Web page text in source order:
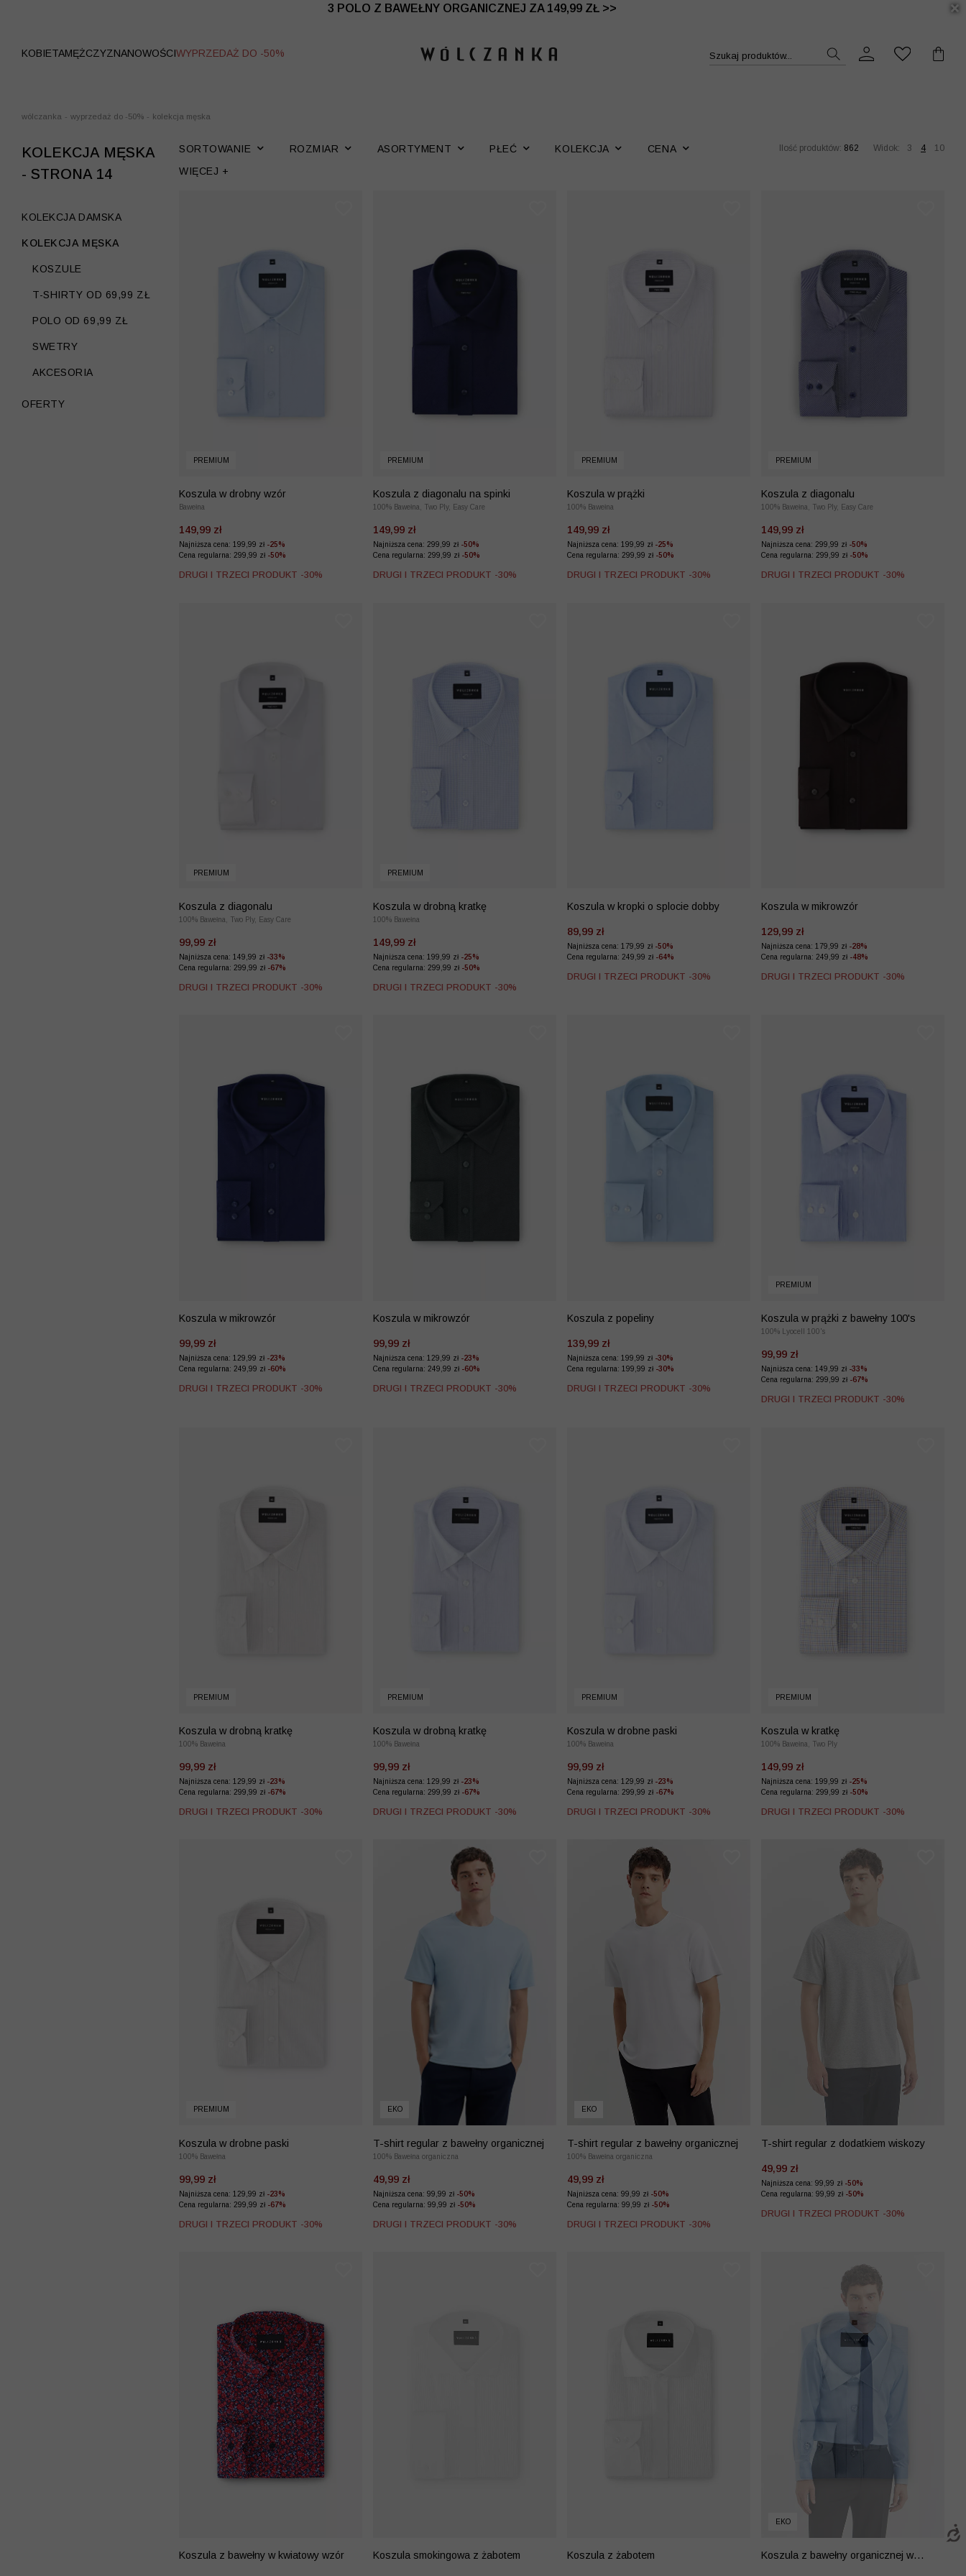
3 POLO Z BAWEŁNY ORGANICZNEJ ZA 149,99 ZŁ >>
WYPRZEDAŻ DO -50% | DODATKOWE -30% NA DRUGI I TRZECI PRODUKT >>
KOBIETAMĘŻCZYZNANOWOŚCIWYPRZEDAŻ DO -50% Szukaj produktów...
wólczanka - wyprzedaż do -50% - kolekcja męska
KOLEKCJA MĘSKA
- STRONA 14
KOLEKCJA DAMSKA
KOLEKCJA MĘSKA
KOSZULE
T-SHIRTY OD 69,99 ZŁ
POLO OD 69,99 ZŁ
SWETRY
AKCESORIA
OFERTY
SORTOWANIE ROZMIAR ASORTYMENT PŁEĆ KOLEKCJA
CENA
WIĘCEJ +
Ilość produktów: 862 Widok: 3 4 10
PREMIUM
Koszula w drobny wzór
Bawełna
149,99 zł
Najniższa cena: 199,99 zł -25%
Cena regularna: 299,99 zł -50%
DRUGI I TRZECI PRODUKT -30%
PREMIUM
Koszula z diagonalu na spinki
100% Bawełna, Two Ply, Easy Care
149,99 zł
Najniższa cena: 299,99 zł -50%
Cena regularna: 299,99 zł -50%
DRUGI I TRZECI PRODUKT -30%
PREMIUM
Koszula w prążki
100% Bawełna
149,99 zł
Najniższa cena: 199,99 zł -25%
Cena regularna: 299,99 zł -50%
DRUGI I TRZECI PRODUKT -30%
PREMIUM
Koszula z diagonalu
100% Bawełna, Two Ply, Easy Care
149,99 zł
Najniższa cena: 299,99 zł -50%
Cena regularna: 299,99 zł -50%
DRUGI I TRZECI PRODUKT -30%
PREMIUM
Koszula z diagonalu
100% Bawełna, Two Ply, Easy Care
99,99 zł
Najniższa cena: 149,99 zł -33%
Cena regularna: 299,99 zł -67%
DRUGI I TRZECI PRODUKT -30%
PREMIUM
Koszula w drobną kratkę
100% Bawełna
149,99 zł
Najniższa cena: 199,99 zł -25%
Cena regularna: 299,99 zł -50%
DRUGI I TRZECI PRODUKT -30%
Koszula w kropki o splocie dobby
89,99 zł
Najniższa cena: 179,99 zł -50%
Cena regularna: 249,99 zł -64%
DRUGI I TRZECI PRODUKT -30%
Koszula w mikrowzór
129,99 zł
Najniższa cena: 179,99 zł -28%
Cena regularna: 249,99 zł -48%
DRUGI I TRZECI PRODUKT -30%
Koszula w mikrowzór
99,99 zł
Najniższa cena: 129,99 zł -23%
Cena regularna: 249,99 zł -60%
DRUGI I TRZECI PRODUKT -30%
Koszula w mikrowzór
99,99 zł
Najniższa cena: 129,99 zł -23%
Cena regularna: 249,99 zł -60%
DRUGI I TRZECI PRODUKT -30%
Koszula z popeliny
139,99 zł
Najniższa cena: 199,99 zł -30%
Cena regularna: 199,99 zł -30%
DRUGI I TRZECI PRODUKT -30%
PREMIUM
Koszula w prążki z bawełny 100's
100% Lyocell 100's
99,99 zł
Najniższa cena: 149,99 zł -33%
Cena regularna: 299,99 zł -67%
DRUGI I TRZECI PRODUKT -30%
PREMIUM
Koszula w drobną kratkę
100% Bawełna
99,99 zł
Najniższa cena: 129,99 zł -23%
Cena regularna: 299,99 zł -67%
DRUGI I TRZECI PRODUKT -30%
PREMIUM
Koszula w drobną kratkę
100% Bawełna
99,99 zł
Najniższa cena: 129,99 zł -23%
Cena regularna: 299,99 zł -67%
DRUGI I TRZECI PRODUKT -30%
PREMIUM
Koszula w drobne paski
100% Bawełna
99,99 zł
Najniższa cena: 129,99 zł -23%
Cena regularna: 299,99 zł -67%
DRUGI I TRZECI PRODUKT -30%
PREMIUM
Koszula w kratkę
100% Bawełna, Two Ply
149,99 zł
Najniższa cena: 199,99 zł -25%
Cena regularna: 299,99 zł -50%
DRUGI I TRZECI PRODUKT -30%
PREMIUM
Koszula w drobne paski
100% Bawełna
99,99 zł
Najniższa cena: 129,99 zł -23%
Cena regularna: 299,99 zł -67%
DRUGI I TRZECI PRODUKT -30%
EKO
T-shirt regular z bawełny organicznej
100% Bawełna organiczna
49,99 zł
Najniższa cena: 99,99 zł -50%
Cena regularna: 99,99 zł -50%
DRUGI I TRZECI PRODUKT -30%
EKO
T-shirt regular z bawełny organicznej
100% Bawełna organiczna
49,99 zł
Najniższa cena: 99,99 zł -50%
Cena regularna: 99,99 zł -50%
DRUGI I TRZECI PRODUKT -30%
T-shirt regular z dodatkiem wiskozy
49,99 zł
Najniższa cena: 99,99 zł -50%
Cena regularna: 99,99 zł -50%
DRUGI I TRZECI PRODUKT -30%
Koszula z bawełny w kwiatowy wzór Koszula smokingowa z żabotem Koszula z żabotem
EKO
Koszula z bawełny organicznej w